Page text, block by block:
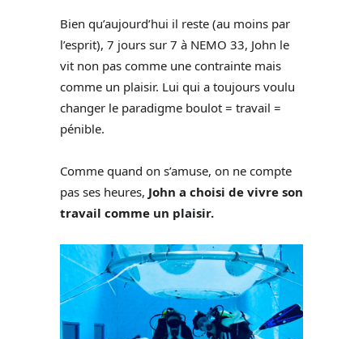
Bien qu’aujourd’hui il reste (au moins par
l’esprit), 7 jours sur 7 à NEMO 33, John le
vit non pas comme une contrainte mais
comme un plaisir. Lui qui a toujours voulu
changer le paradigme boulot = travail =
pénible.
Comme quand on s’amuse, on ne compte
pas ses heures, John a choisi de vivre son
travail comme un plaisir.